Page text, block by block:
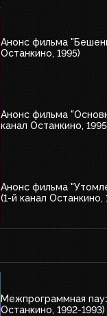
Анонс фильма
Останкино, 1995)
Анонс фильма
канал Останкино,
Анонс фильма
(1-й канал Останкино,
Межпрограммная
Останкино, 1992-